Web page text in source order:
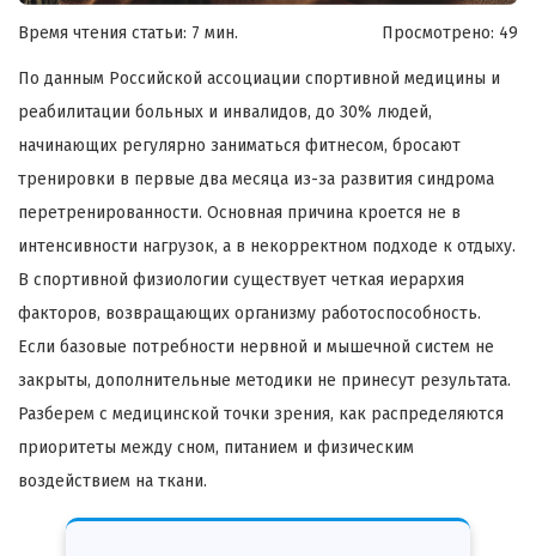
Время чтения статьи: 7 мин. Просмотрено: 49
По данным Российской ассоциации спортивной медицины и
реабилитации больных и инвалидов, до 30% людей,
начинающих регулярно заниматься фитнесом, бросают
тренировки в первые два месяца из-за развития синдрома
перетренированности. Основная причина кроется не в
интенсивности нагрузок, а в некорректном подходе к отдыху.
В спортивной физиологии существует четкая иерархия
факторов, возвращающих организму работоспособность.
Если базовые потребности нервной и мышечной систем не
закрыты, дополнительные методики не принесут результата.
Разберем с медицинской точки зрения, как распределяются
приоритеты между сном, питанием и физическим
воздействием на ткани.